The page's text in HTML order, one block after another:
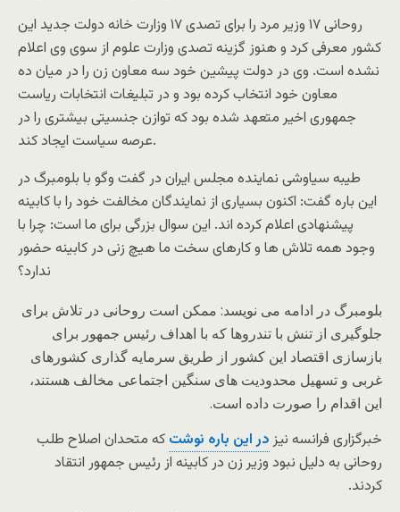
روحانی ۱۷ وزیر مرد را برای تصدی ۱۷ وزارت خانه دولت جدید این
کشور معرفی کرد و هنوز گزینه تصدی وزارت علوم از سوی وی اعلام
نشده است. وی در دولت پیشین خود سه معاون زن را در میان ده
معاون خود انتخاب کرده بود و در تبلیغات انتخابات ریاست
جمهوری اخیر متعهد شده بود که توازن جنسیتی بیشتری را در
عرصه سیاست ایجاد کند.
طیبه سیاوشی نماینده مجلس ایران در گفت وگو با بلومبرگ در
این باره گفت: اکنون بسیاری از نمایندگان مخالفت خود را با کابینه
پیشنهادی اعلام کرده اند. این سوال بزرگی برای ما است: چرا با
وجود همه تلاش ها و کارهای سخت ما هیچ زنی در کابینه حضور
ندارد؟
بلومبرگ در ادامه می نویسد: ممکن است روحانی در تلاش برای
جلوگیری از تنش با تندروها که با اهداف رئیس جمهور برای
بازسازی اقتصاد این کشور از طریق سرمایه گذاری کشورهای
غربی و تسهیل محدودیت های سنگین اجتماعی مخالف هستند،
این اقدام را صورت داده است.
خبرگزاری فرانسه نیزدر این باره نوشت که متحدان اصلاح طلب
روحانی به دلیل نبود وزیر زن در کابینه از رئیس جمهور انتقاد
کردند.